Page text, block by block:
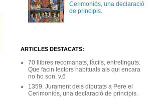
Cerimoniós, una declaració
de principis.
ARTICLES DESTACATS:
70 llibres recomanats, fàcils, entretinguts.
Que facin lectors habituals als qui encara
no ho son. v.6
1359. Jurament dels diputats a Pere el
Cerimoniós, una declaració de principis.